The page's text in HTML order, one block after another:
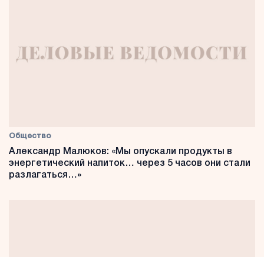
Общество
Александр Малюков: «Мы опускали продукты в
энергетический напиток… через 5 часов они стали
разлагаться…»